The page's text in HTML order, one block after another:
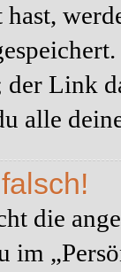
der Link
alle
die
im